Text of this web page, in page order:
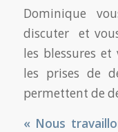
Dominique
discuter et
les blessures et
les prises de
permettent de
« Nous